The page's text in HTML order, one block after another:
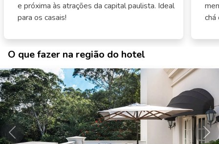
e próxima às atrações da capital paulista. Ideal
para os casais!
chá
O que fazer na região do hotel
Anterior